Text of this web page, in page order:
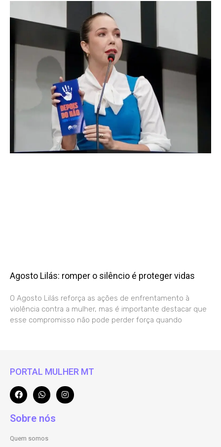
Agosto Lilás: romper o silêncio é proteger vidas
O Agosto Lilás reforça as ações de enfrentamento à
violência contra a mulher, mas é importante destacar que
esse compromisso não pode perder força quando
PORTAL MULHER MT
Sobre nós
Quem somos